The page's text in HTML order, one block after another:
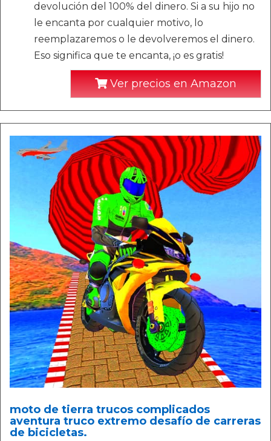
devolución del 100% del dinero. Si a su hijo no
le encanta por cualquier motivo, lo
reemplazaremos o le devolveremos el dinero.
Eso significa que te encanta, ¡o es gratis!
Ver precios en Amazon
moto de tierra trucos complicados
aventura truco extremo desafío de carreras
de bicicletas.